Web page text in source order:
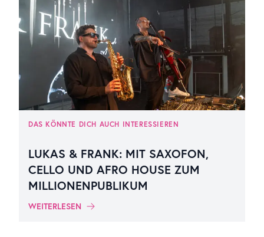
DAS KÖNNTE DICH AUCH INTERESSIEREN
LUKAS & FRANK: MIT SAXOFON,
CELLO UND AFRO HOUSE ZUM
MILLIONENPUBLIKUM
WEITERLESEN